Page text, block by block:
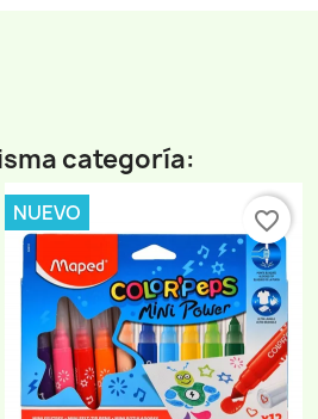
categoría:
NUEVO favorite_border